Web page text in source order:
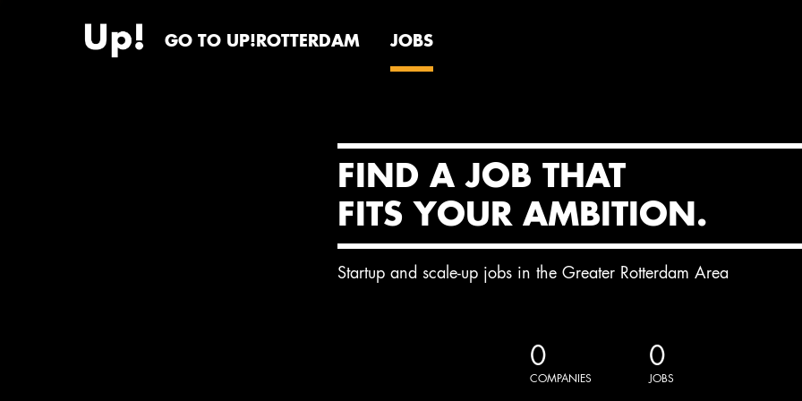
GO TO UP!ROTTERDAM JOBS
FIND A JOB THAT
FITS YOUR AMBITION.
Startup and scale-up jobs in the Greater Rotterdam Area
0
COMPANIES
0
JOBS